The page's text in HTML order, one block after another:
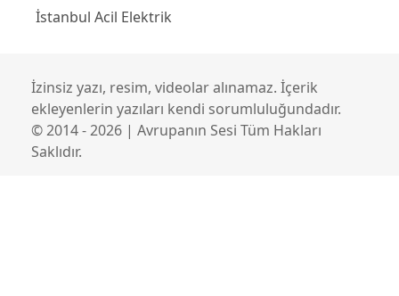
İstanbul Acil Elektrik
İzinsiz yazı, resim, videolar alınamaz. İçerik
ekleyenlerin yazıları kendi sorumluluğundadır.
© 2014 - 2026 | Avrupanın Sesi Tüm Hakları
Saklıdır.